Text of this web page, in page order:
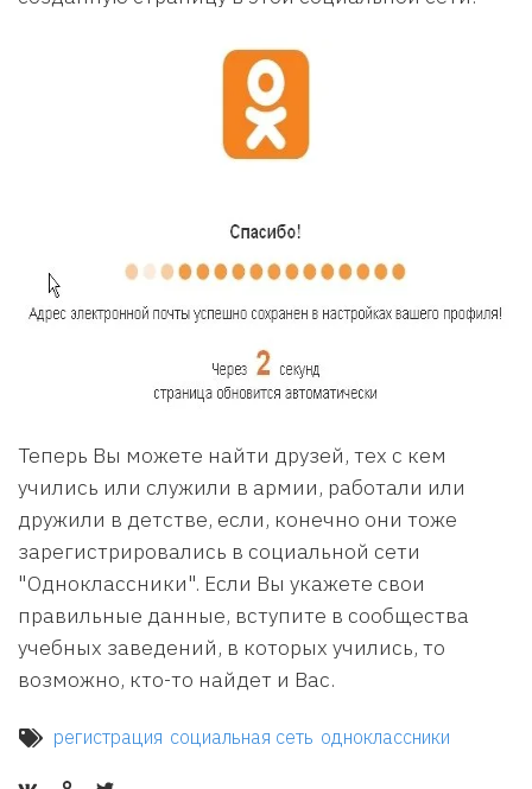
Теперь Вы можете найти друзей, тех с кем
учились или служили в армии, работали или
дружили в детстве, если, конечно они тоже
зарегистрировались в социальной сети
"Одноклассники". Если Вы укажете свои
правильные данные, вступите в сообщества
учебных заведений, в которых учились, то
возможно, кто-то найдет и Вас.
регистрация социальная сеть одноклассники